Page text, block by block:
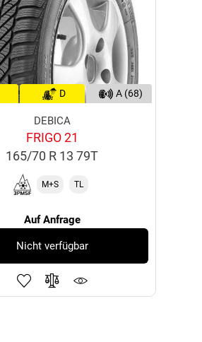
D A (68)
DEBICA
FRIGO 21
165/70 R 13 79T
M+S TL
Auf Anfrage
Nicht verfügbar